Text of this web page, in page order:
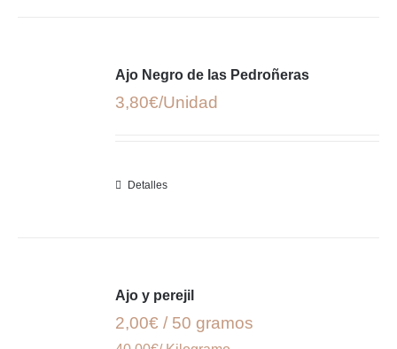
Ajo Negro de las Pedroñeras
3,80€
Detalles
Ajo y perejil
2,00€ / 50 gramos